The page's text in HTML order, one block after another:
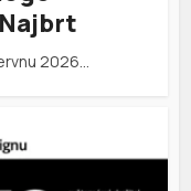
2026…